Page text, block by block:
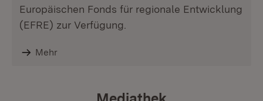
Europäischen Fonds für regionale Entwicklung
(EFRE) zur Verfügung.
Mehr